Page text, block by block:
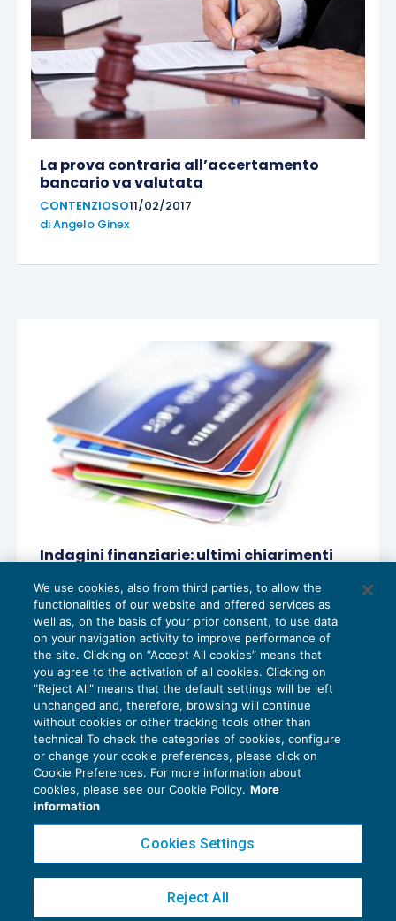
La prova contraria all’accertamento
bancario va valutata
CONTENZIOSO11/02/2017
diAngelo Ginex
Indagini finanziarie: ultimi chiarimenti
di Lucia Recchioni – Comitato Scientifico Master Breve
365
1 2 3 4
Privacy Policy
Cookie Policy
Copyright 2016 ©Gruppo Euroconference S.p.A.v2.32.4
Piazza Luigi Einaudi, 10N01 - 20124 Milano - info@ecnews.it
We use cookies, also from third parties, to allow the
functionalities of our website and offered services as
well as, on the basis of your prior consent, to use data
on your navigation activity to improve performance of
the site. Clicking on “Accept All cookies” means that
you agree to the activation of all cookies. Clicking on
"Reject All" means that the default settings will be left
unchanged and, therefore, browsing will continue
without cookies or other tracking tools other than
technical To check the categories of cookies, configure
or change your cookie preferences, please click on
Cookie Preferences. For more information about
cookies, please see our Cookie Policy. More
information
Cookies Settings
Reject All